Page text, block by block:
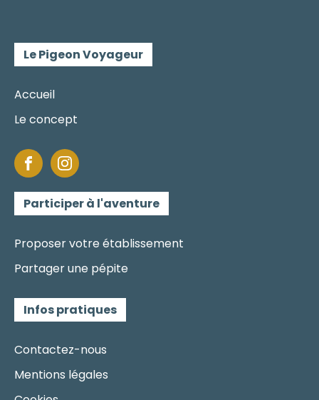
Le Pigeon Voyageur
Accueil
Le concept
Participer à l'aventure
Proposer votre établissement
Partager une pépite
Infos pratiques
Contactez-nous
Mentions légales